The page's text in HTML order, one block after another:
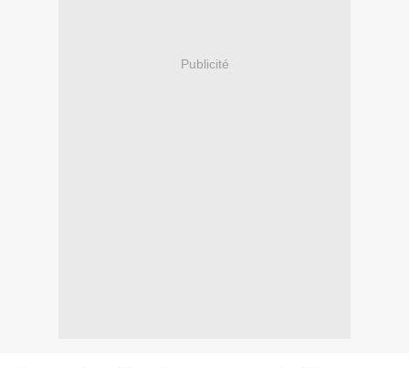
Publicité